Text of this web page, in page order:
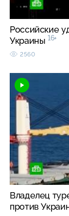
Российские
Украины 16+
2560
Владелец
против